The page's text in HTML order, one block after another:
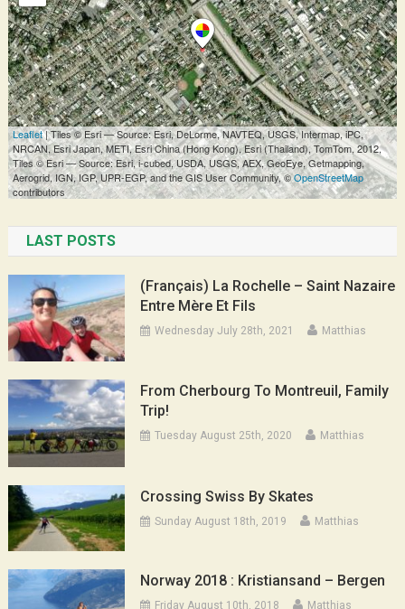
LAST POSTS
(Français) La Rochelle – Saint Nazaire
Entre Mère Et Fils
Wednesday July 28th, 2021 Matthias
From Cherbourg To Montreuil, Family
Trip!
Tuesday August 25th, 2020 Matthias
Crossing Swiss By Skates
Sunday August 18th, 2019 Matthias
Norway 2018 : Kristiansand – Bergen
Friday August 10th, 2018 Matthias